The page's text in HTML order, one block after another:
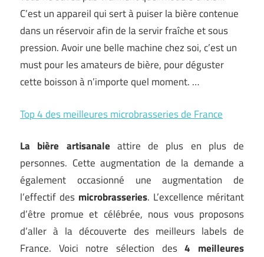
C’est un appareil qui sert à puiser la bière contenue
dans un réservoir afin de la servir fraîche et sous
pression. Avoir une belle machine chez soi, c’est un
must pour les amateurs de bière, pour déguster
cette boisson à n’importe quel moment. …
Top 4 des meilleures microbrasseries de France
La bière artisanale attire de plus en plus de
personnes. Cette augmentation de la demande a
également occasionné une augmentation de
l’effectif des microbrasseries. L’excellence méritant
d’être promue et célébrée, nous vous proposons
d’aller à la découverte des meilleurs labels de
France. Voici notre sélection des4 meilleures